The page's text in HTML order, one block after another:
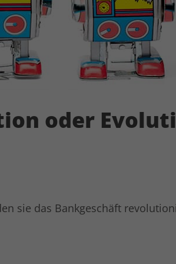
oder
sie das Bankgeschäft
Anbieter LinkedIn
Laufzeit 6 Monate
Zweck
Linkedin setzt dieses
Zustimmung des
LinkedIn setzt das lidc-